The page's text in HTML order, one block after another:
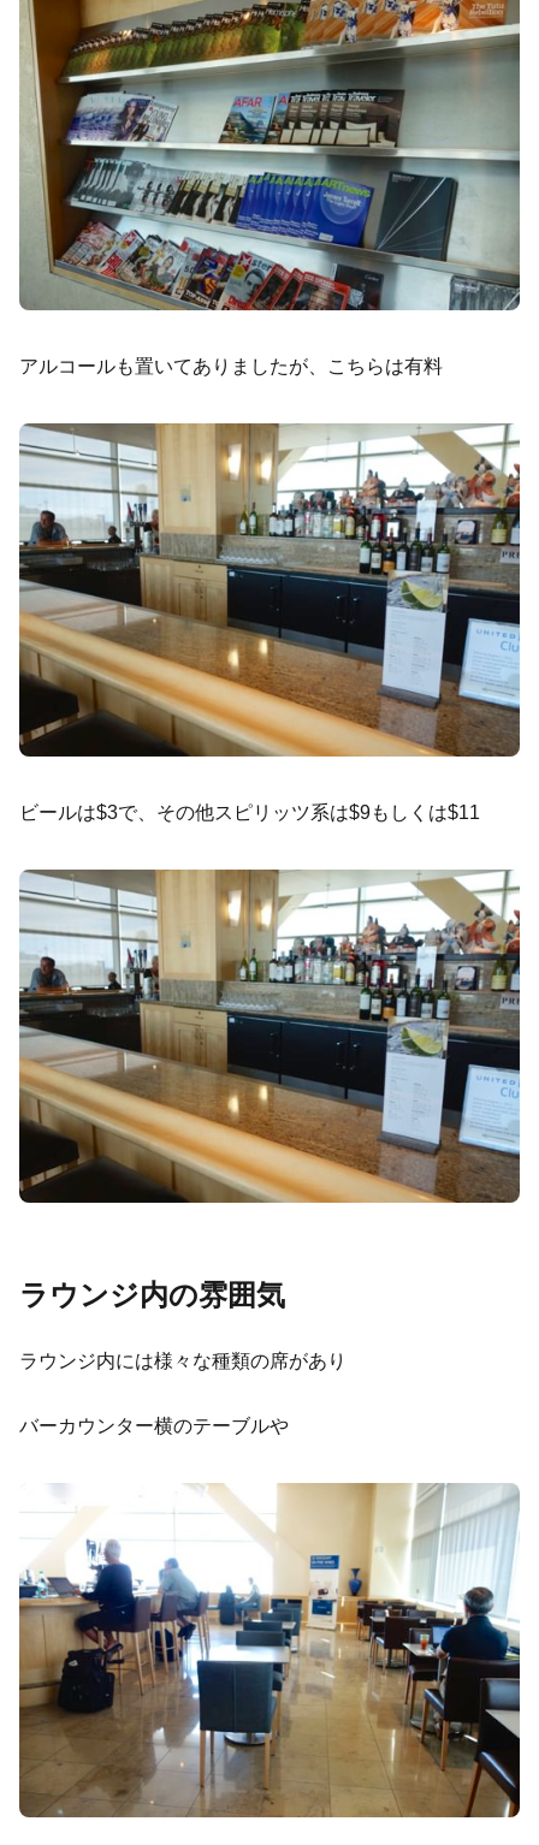
アルコールも置いてありましたが、こちらは有料
ビールは$3で、その他スピリッツ系は$9もしくは$11
ラウンジ内の雰囲気
ラウンジ内には様々な種類の席があり
バーカウンター横のテーブルや